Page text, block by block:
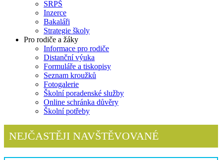
SRPŠ
Inzerce
Bakaláři
Strategie školy
Pro rodiče a žáky
Informace pro rodiče
Distanční výuka
Formuláře a tiskopisy
Seznam kroužků
Fotogalerie
Školní poradenské služby
Online schránka důvěry
Školní potřeby
NEJČASTĚJI NAVŠTĚVOVANÉ